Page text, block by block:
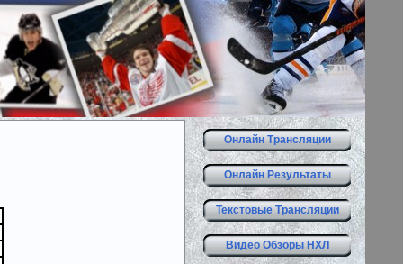
Онлайн Трансляции
Онлайн Результаты
Текстовые Трансляции
Видео Обзоры НХЛ